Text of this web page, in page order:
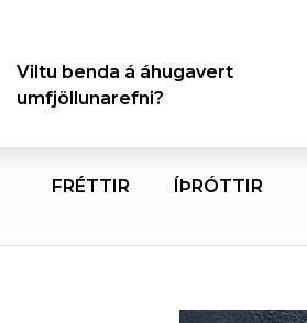
Viltu benda á áhugavert
umfjöllunarefni?
FRÉTTIR ÍÞRÓTTIR